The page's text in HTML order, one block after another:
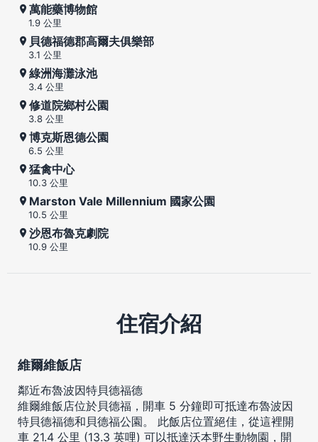
萬能藥博物館
1.9 公里
貝德福德郡高爾夫俱樂部
3.1 公里
綠洲海灘泳池
3.4 公里
修道院鄉村公園
3.8 公里
博克斯恩德公園
6.5 公里
猛禽中心
10.3 公里
Marston Vale Millennium 國家公園
10.5 公里
沙恩布魯克劇院
10.9 公里
住宿介紹
維爾維飯店
鄰近布魯波因特貝德福德
維爾維飯店位於貝德福，開車 5 分鐘即可抵達布魯波因
特貝德福德和貝德福公園。 此飯店位置絕佳，從這裡開
車 21.4 公里 (13.3 英哩) 可以抵達沃本野生動物園，開